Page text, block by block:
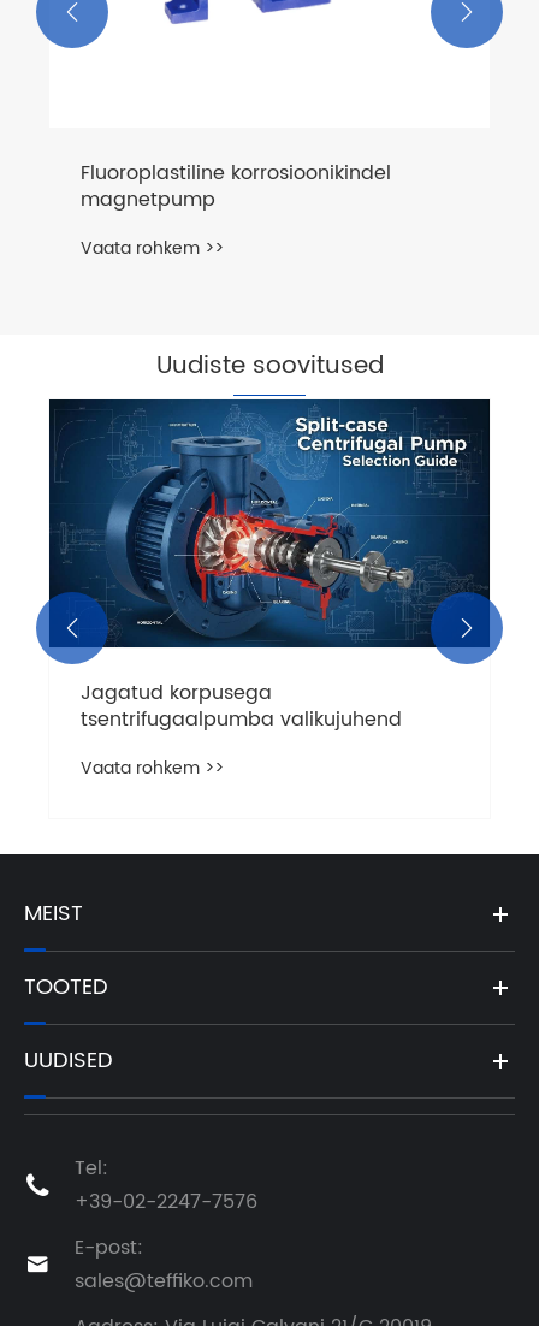
Fluoroplastiline korrosioonikindel
magnetpump
Vaata rohkem >>
 
Uudiste soovitused
Jagatud korpusega
tsentrifugaalpumba valikujuhend
Vaata rohkem >>
 
MEIST
TOOTED
UUDISED

Tel:
+39-02-2247-7576

E-post:
sales@teffiko.com